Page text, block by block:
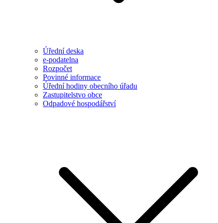
Úřední deska
e-podatelna
Rozpočet
Povinné informace
Úřední hodiny obecního úřadu
Zastupitelstvo obce
Odpadové hospodářství